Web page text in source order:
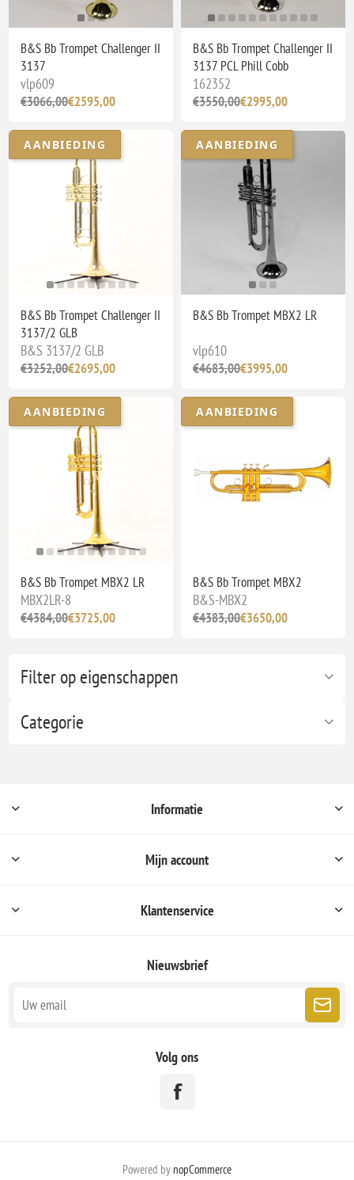
Filter op eigenschappen
Categorie
B&S Bb Trompet Challenger II
3137
vlp609
€3066,00€2595,00
B&S Bb Trompet Challenger II
3137 PCL Phill Cobb
162352
€3550,00€2995,00
AANBIEDING
B&S Bb Trompet Challenger II
3137/2 GLB
B&S 3137/2 GLB
€3252,00€2695,00
AANBIEDING
B&S Bb Trompet MBX2 LR
vlp610
€4683,00€3995,00
AANBIEDING
B&S Bb Trompet MBX2 LR
MBX2LR-8
€4384,00€3725,00
AANBIEDING
B&S Bb Trompet MBX2
B&S-MBX2
€4383,00€3650,00
Informatie
Mijn account
Klantenservice
Nieuwsbrief
Volg ons
Powered by nopCommerce